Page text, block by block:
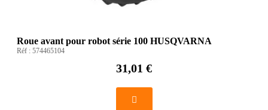
Roue avant pour robot série 100 HUSQVARNA
Réf : 574465104
31,01 €